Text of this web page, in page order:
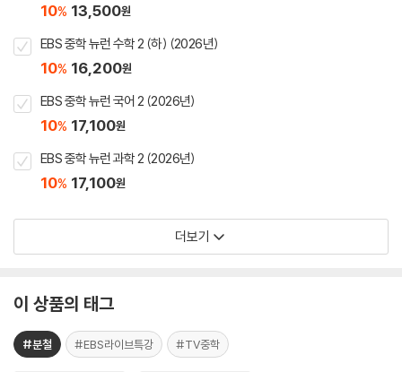
10% 13,500원
EBS 중학 뉴런 수학 2 (하) (2026년)
10% 16,200원
EBS 중학 뉴런 국어 2 (2026년)
10% 17,100원
EBS 중학 뉴런 과학 2 (2026년)
10% 17,100원
더보기
이 상품의 태그
#분철 #EBS라이브특강 #TV중학